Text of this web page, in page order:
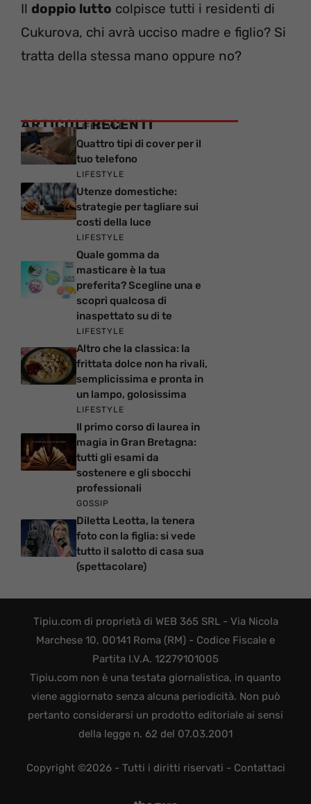
Il doppio lutto colpisce tutti i residenti di
Cukurova, chi avrà ucciso madre e figlio? Si
tratta della stessa mano oppure no?
ARTICOLI RECENTI
LIFESTYLE
Quattro tipi di cover per il
tuo telefono
LIFESTYLE
Utenze domestiche:
strategie per tagliare sui
costi della luce
LIFESTYLE
Quale gomma da
masticare è la tua
preferita? Scegline una e
scopri qualcosa di
inaspettato su di te
LIFESTYLE
Altro che la classica: la
frittata dolce non ha rivali,
semplicissima e pronta in
un lampo, golosissima
LIFESTYLE
Il primo corso di laurea in
magia in Gran Bretagna:
tutti gli esami da
sostenere e gli sbocchi
professionali
GOSSIP
Diletta Leotta, la tenera
foto con la figlia: si vede
tutto il salotto di casa sua
(spettacolare)
Tipiu.com di proprietà di WEB 365 SRL - Via Nicola
Marchese 10, 00141 Roma (RM) - Codice Fiscale e
Partita I.V.A. 12279101005
Tipiu.com non è una testata giornalistica, in quanto
viene aggiornato senza alcuna periodicità. Non può
pertanto considerarsi un prodotto editoriale ai sensi
della legge n. 62 del 07.03.2001
Copyright ©2026 - Tutti i diritti riservati - Contattaci